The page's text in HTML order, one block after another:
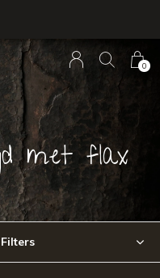
0
met flax
Filters